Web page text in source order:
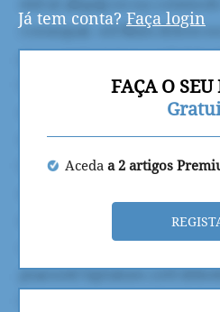
Já tem conta? Faça login
FAÇA O SEU
Aceda a 2 artigos